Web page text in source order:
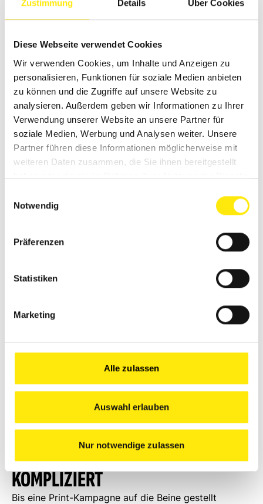
Zustimmung Details Über Cookies
Diese Webseite verwendet Cookies
Wir verwenden Cookies, um Inhalte und Anzeigen zu
personalisieren, Funktionen für soziale Medien anbieten
zu können und die Zugriffe auf unsere Website zu
analysieren. Außerdem geben wir Informationen zu Ihrer
Verwendung unserer Website an unsere Partner für
soziale Medien, Werbung und Analysen weiter. Unsere
Partner führen diese Informationen möglicherweise mit
weiteren Daten zusammen, die Sie ihnen bereitgestellt
haben oder die sie im Rahmen Ihrer Nutzung der Dienste
Notwendig
Präferenzen
Statistiken
Marketing
Alle zulassen
Auswahl erlauben
Nur notwendige zulassen
Print bei der Kundenerstansprache sogar gegenüber
elektronischer Werbung eindeutig im Vorteil.
MYTHOS 7: PRINT LANDET
UNGELESEN IM MÜLL
Es ist mittlerweile eher das Gegenteil wahr. Die
unzähligen E-Mails und ungefragt verschickten
Spam-Botschaften wandern ungelesen in die
Papierkörbe der Rechner, so dass oft auch
Rechnungen und wichtige Dokumente in Gefahr sind
Vorgang des Öffnens von Briefen sorgt dafür, dass
Botschaft beim Kunden hat. Diese gilt es mit einer
guten Aufzugspositionierung zu nutzen, um echtes
MYTHOS 8: PRINT LÄSST SICH
KAUM MESSEN
Kampagnen nie erreicht werden kann. Mit URLs von
Landing-Pages, QR-Codes und Rabattkennzeichen
MYTHOS 9: PRINT IST LAHM UND
KOMPLIZIERT
Bis eine Print-Kampagne auf die Beine gestellt